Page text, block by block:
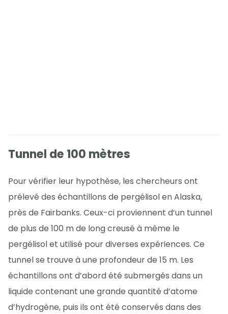
Tunnel de 100 mètres
Pour vérifier leur hypothèse, les chercheurs ont
prélevé des échantillons de pergélisol en Alaska,
près de Fairbanks. Ceux-ci proviennent d’un tunnel
de plus de 100 m de long creusé à même le
pergélisol et utilisé pour diverses expériences. Ce
tunnel se trouve à une profondeur de 15 m. Les
échantillons ont d’abord été submergés dans un
liquide contenant une grande quantité d’atome
d’hydrogène, puis ils ont été conservés dans des